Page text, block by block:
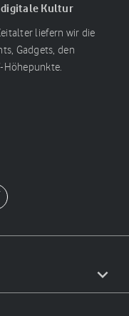
digitale Kultur
liefern wir die
Gadgets, den
Höhepunkte.